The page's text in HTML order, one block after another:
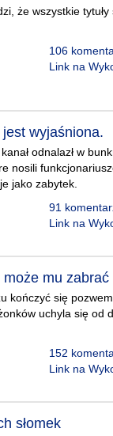
że wszystkie
106
Link na
wyjaśniona.
odnalazł w
nosili
jako zabytek.
91
Link na
mu
kończyć się
uchyla się od
152
Link na
słomek